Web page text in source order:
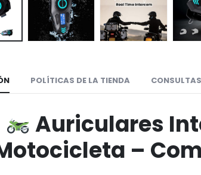
POLÍTICAS DE LA TIENDA CONSULTAS
Auriculares
–